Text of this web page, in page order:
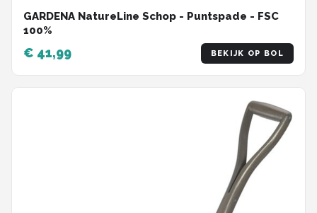
GARDENA NatureLine Schop - Puntspade - FSC
100%
€ 41,99 BEKIJK OP BOL